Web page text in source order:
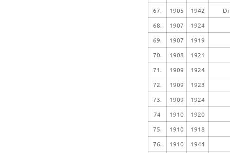
67.
1905 1942
68.
1907 1924
69.
1907
1919
70.
1908
1921
71.
1909
1924
72.
1909
1923
73.
1909
1924
74
1910
1920
75.
1910
1918
76.
1910
1944